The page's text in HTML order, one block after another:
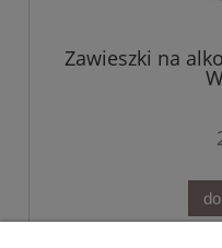
Zawieszki na